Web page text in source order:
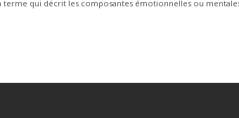
qui décrit les composantes émotionnelles ou